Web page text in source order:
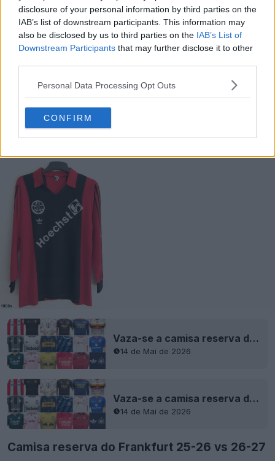
disclosure of your personal information by third parties on the
IAB’s list of downstream participants. This information may
also be disclosed by us to third parties on the IAB’s List of
Downstream Participants that may further disclose it to other
Personal Data Processing Opt Outs
CONFIRM
O Trefoil, usado pela última vez no futebol de alto nível
no início dos anos 90, tem vindo a regressar nos
últimos anos, com a Adidas a aplicá-lo na terceira
Vaza-se a camisa reserva de jogo fora de casa da Adidas Trefoil para a temporada 2026-2027
14 de Mai de 2026
Vaza-se a camisa reserva de jogo fora de casa da Adidas Trefoil para a temporada 2026-2027
14 de Mai de 2026
Camisa reserva do Frankfurt 25-26 vs 26-27